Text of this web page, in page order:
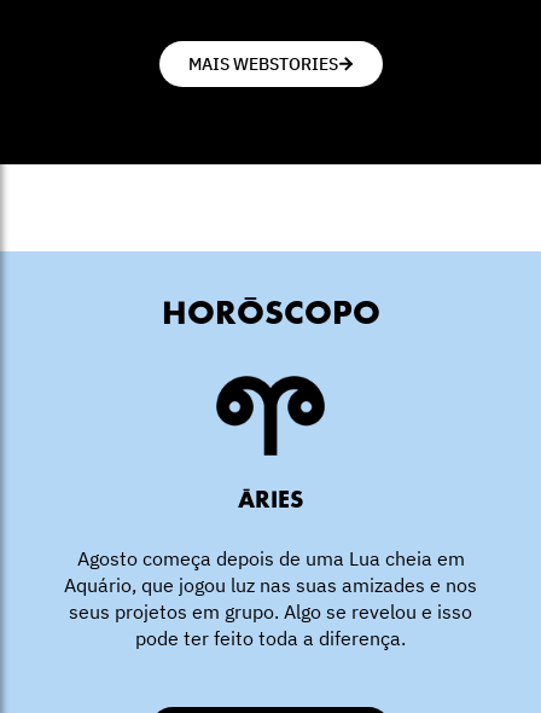
MAIS WEBSTORIES
HORÓSCOPO
ÁRIES
Agosto começa depois de uma Lua cheia em
Aquário, que jogou luz nas suas amizades e nos
seus projetos em grupo. Algo se revelou e isso
pode ter feito toda a diferença.